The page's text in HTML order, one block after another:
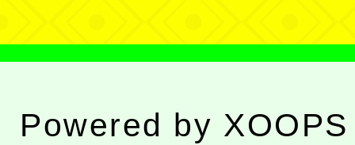
Powered by XOOPS